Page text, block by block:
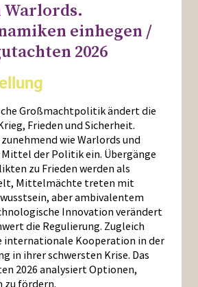
Warlords.
einhegen /
2026
Großmachtpolitik ändert die
Frieden und Sicherheit.
wie Warlords und
der Politik ein. Übergänge
zu Frieden werden als
Mittelmächte treten mit
aber ambivalentem
Innovation verändert
die Regulierung. Zugleich
internationale Kooperation in der
in ihrer schwersten Krise. Das
2026 analysiert Optionen,
zu fördern.